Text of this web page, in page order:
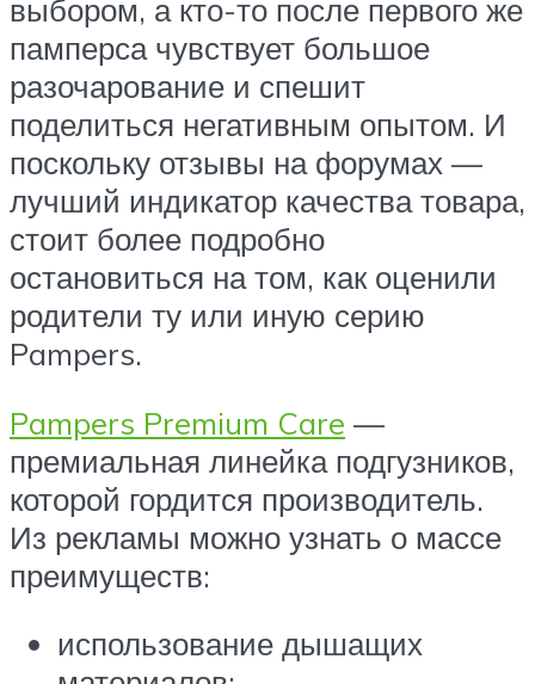
выбором, а кто-то после первого же
памперса чувствует большое
разочарование и спешит
поделиться негативным опытом. И
поскольку отзывы на форумах —
лучший индикатор качества товара,
стоит более подробно
остановиться на том, как оценили
родители ту или иную серию
Pampers.
Pampers Premium Care —
премиальная линейка подгузников,
которой гордится производитель.
Из рекламы можно узнать о массе
преимуществ:
использование дышащих